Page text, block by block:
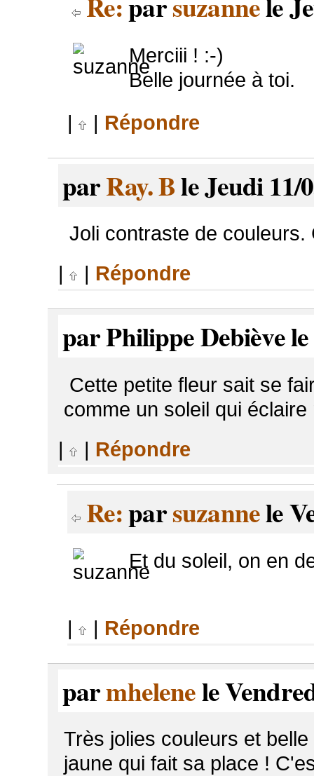
Merciii ! :-)
Belle journée à toi.
|
| Répondre
parRay. Ble Jeudi 11/
Joli contraste de
|
| Répondre
par Philippe Debiève
Cette petite fleur sait se
comme un soleil qui
|
| Répondre
Re:parsuzannele
Et du soleil, on en
| | Répondre
parmhelenele
Très jolies couleurs et
jaune qui fait sa place !